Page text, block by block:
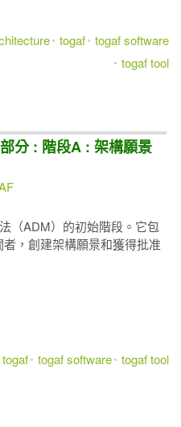
togaf togaf software
togaf tool
分 : 階段A : 架構願景
（ADM）的初始階段。它包
，創建架構願景和獲得批准
togaf togaf software togaf tool